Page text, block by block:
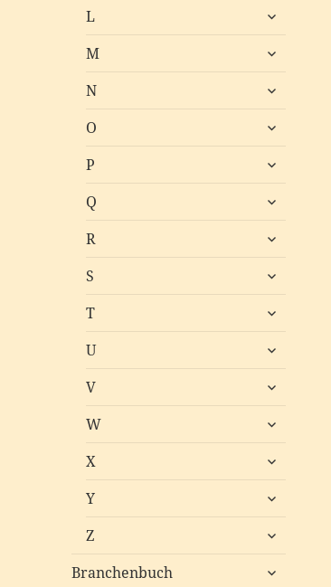
L
untermenü
M
untermenü
N
untermenü
O
untermenü
P
untermenü
Q
untermenü
R
untermenü
S
untermenü
T
untermenü
U
untermenü
V
untermenü
W
untermenü
X
untermenü
Y
untermenü
Z
untermenü
Branchenbuch
untermenü